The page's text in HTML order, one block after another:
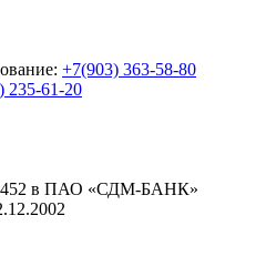
+7(903) 363-58-80
235-61-20
в ПАО «СДМ-БАНК»